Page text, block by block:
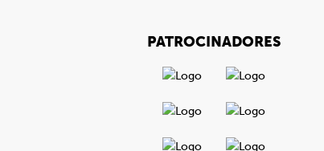
PATROCINADORES